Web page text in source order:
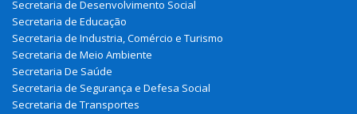
Secretaria de Desenvolvimento Social
Secretaria de Educação
Secretaria de Industria, Comércio e Turismo
Secretaria de Meio Ambiente
Secretaria De Saúde
Secretaria de Segurança e Defesa Social
Secretaria de Transportes